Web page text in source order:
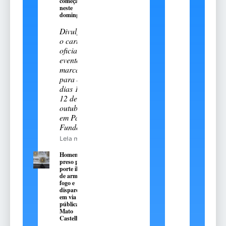
neste
domingo, 9
Divulgado
o cartal
oficial do
evento
marcado
para os
dias 11 e
12 de
outubro
em Passo
Fundo
Leia mais
Homem é
preso por
porte ilegal
de arma de
fogo e
disparos
em via
pública em
Mato
Castelhano